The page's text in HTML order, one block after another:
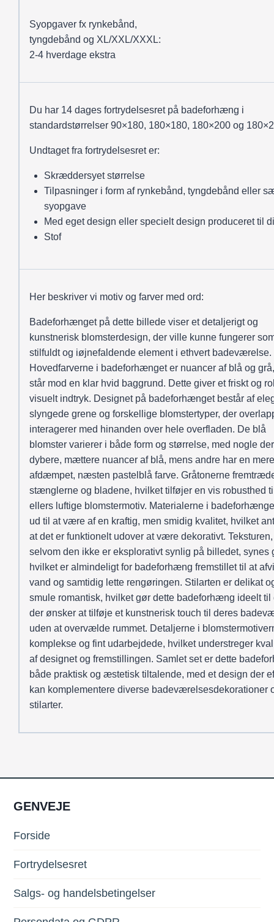
Syopgaver fx rynkebånd,
tyngdebånd og XL/XXL/XXXL:
2-4 hverdage ekstra
Du har 14 dages fortrydelsesret på badeforhæng i
standardstørrelser 90×180, 180×180, 180×200 og
Undtaget fra fortrydelsesret er:
Skræddersyet størrelse
Tilpasninger i form af rynkebånd, tyngdebånd eller
syopgave
Med eget design eller specielt design produceret til
Stof
Her beskriver vi motiv og farver med ord:
Badeforhænget på dette billede viser et detaljerigt og
kunstnerisk blomsterdesign, der ville kunne fungerer
stilfuldt og iøjnefaldende element i ethvert badeværelse.
Hovedfarverne i badeforhænget er nuancer af blå og
står mod en klar hvid baggrund. Dette giver et friskt og
visuelt indtryk. Designet på badeforhænget består af
slyngede grene og forskellige blomstertyper, der
interagerer med hinanden over hele overfladen. De blå
blomster varierer i både form og størrelse, med nogle
dybere, mættere nuancer af blå, mens andre har en mere
afdæmpet, næsten pastelblå farve. Gråtonerne
stænglerne og bladene, hvilket tilføjer en vis robusthed
ellers luftige blomstermotiv. Materialerne i
ud til at være af en kraftig, men smidig kvalitet, hvilket
at det er funktionelt udover at være dekorativt. Teksturen,
selvom den ikke er eksplorativt synlig på billedet, synes
hvilket er almindeligt for badeforhæng fremstillet til at
vand og samtidig lette rengøringen. Stilarten er delikat
smule romantisk, hvilket gør dette badeforhæng ideelt til
der ønsker at tilføje et kunstnerisk touch til deres
uden at overvælde rummet. Detaljerne i
komplekse og fint udarbejdede, hvilket understreger
af designet og fremstillingen. Samlet set er dette
både praktisk og æstetisk tiltalende, med et design der
kan komplementere diverse badeværelsesdekorationer
stilarter.
GENVEJE
Forside
Fortrydelsesret
Salgs- og handelsbetingelser